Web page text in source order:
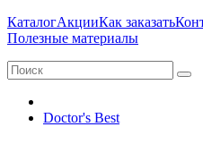
КаталогАкцииКак заказать
Полезные материалы
Doctor's Best